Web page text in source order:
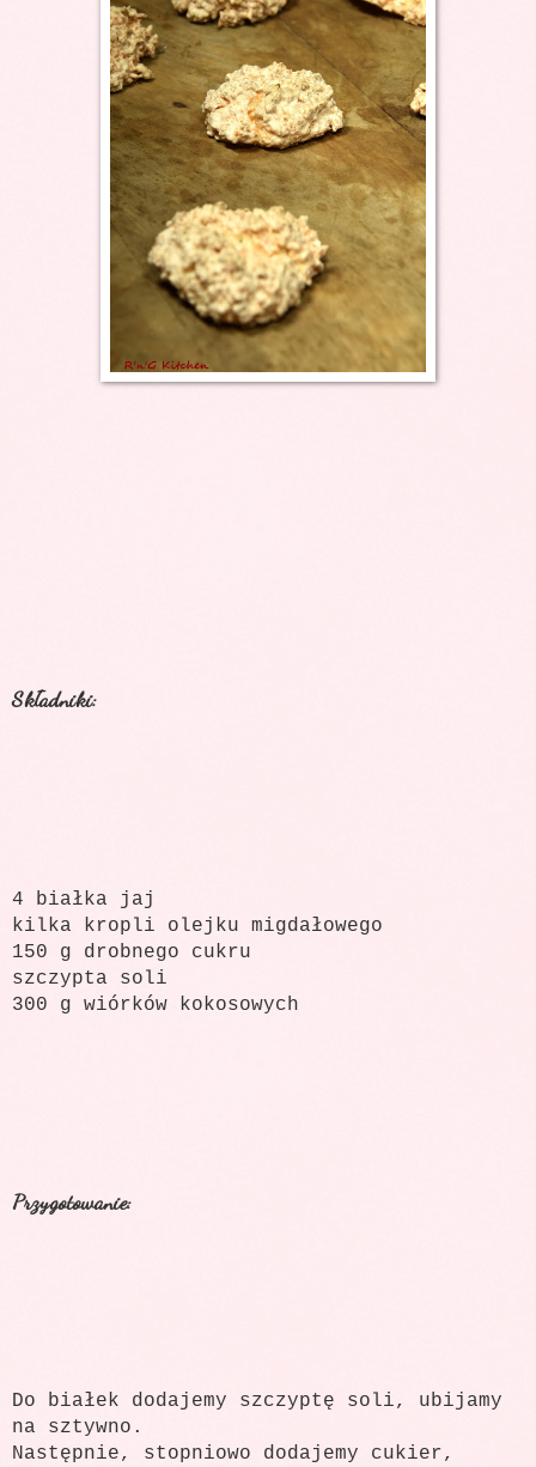
Składniki:
4 białka jaj
kilka kropli olejku migdałowego
150 g drobnego cukru
szczypta soli
300 g wiórków kokosowych
Przygotowanie:
Do białek dodajemy szczyptę soli, ubijamy
na sztywno.
Następnie, stopniowo dodajemy cukier,